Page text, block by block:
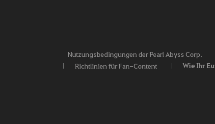
Nutzungsbedingungen der Pearl Abyss Corp.
Richtlinien für Fan-Content
Wie Ihr